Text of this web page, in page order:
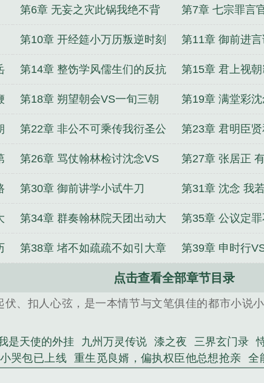
第6章 无妄之灾此锅我绝不背 第7章 七宗罪言
力
第10章 开经筵小万历叛逆时刻 第11章 御前进
第14章 整饬学风儒生们的反抗 第15章 君上视
正
第18章 朔望朝会VS一旬三朝
大章
第19章 满堂彩
释
第22章 非公不可乘传我衍圣公
不服
第23章 君明臣
张首辅的朝会
第26章 骂仗翰林检讨沈念VS
衍圣公孔尚贤
第27章 张居正
会乱
第30章 御前讲学小试牛刀 第31章 沈念 我
内阁的圈子
第34章 群奏翰林院天团出动大
章
第35章 公议定
会 新年快乐
第38章 堵不如疏疏不如引大章 第39章 申时行
与榜眼的打架日常
点击查看全部章节目录
伏、扣人心弦，是一本情节与文笔俱佳的都市小说
是天使的外挂 九州万灵传说 漆之夜 三界玄门录
哭包已上线 重生觅良婿，偏执权臣他总想抢亲 全